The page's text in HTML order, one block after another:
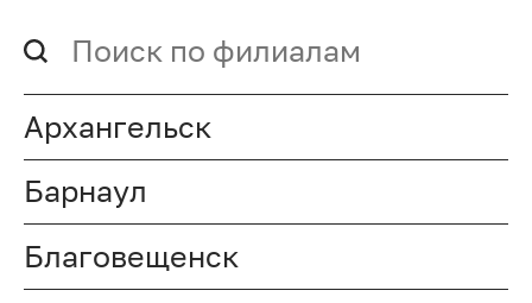
Архангельск
Барнаул
Благовещенск